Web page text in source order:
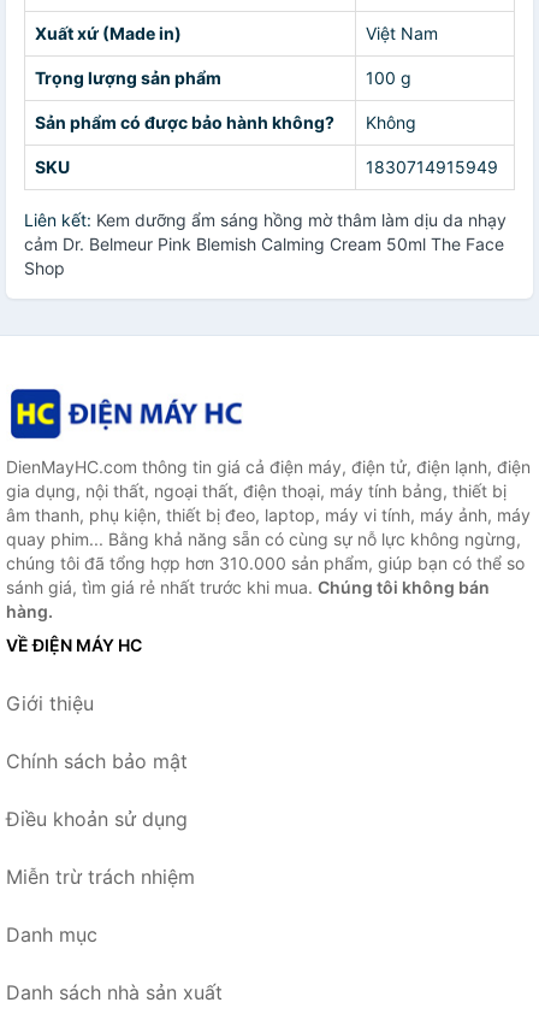
Xuất xứ (Made in) Việt Nam
Trọng lượng sản phẩm 100 g
Sản phẩm có được bảo hành không? Không
SKU 1830714915949
Liên kết: Kem dưỡng ẩm sáng hồng mờ thâm làm dịu da nhạy
cảm Dr. Belmeur Pink Blemish Calming Cream 50ml The Face
Shop
DienMayHC.com thông tin giá cả điện máy, điện tử, điện lạnh, điện
gia dụng, nội thất, ngoại thất, điện thoại, máy tính bảng, thiết bị
âm thanh, phụ kiện, thiết bị đeo, laptop, máy vi tính, máy ảnh, máy
quay phim... Bằng khả năng sẵn có cùng sự nỗ lực không ngừng,
chúng tôi đã tổng hợp hơn 310.000 sản phẩm, giúp bạn có thể so
sánh giá, tìm giá rẻ nhất trước khi mua. Chúng tôi không bán
hàng.
VỀ ĐIỆN MÁY HC
Giới thiệu
Chính sách bảo mật
Điều khoản sử dụng
Miễn trừ trách nhiệm
Danh mục
Danh sách nhà sản xuất